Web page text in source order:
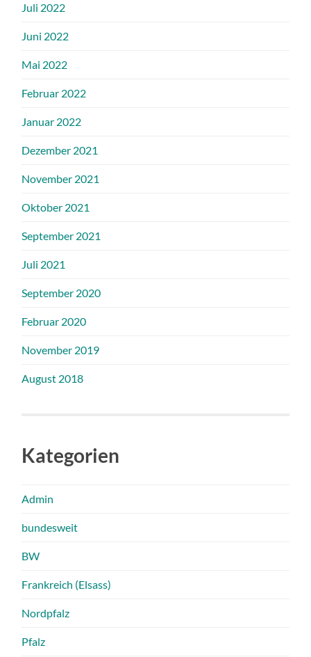
Juli 2022
Juni 2022
Mai 2022
Februar 2022
Januar 2022
Dezember 2021
November 2021
Oktober 2021
September 2021
Juli 2021
September 2020
Februar 2020
November 2019
August 2018
Kategorien
Admin
bundesweit
BW
Frankreich (Elsass)
Nordpfalz
Pfalz